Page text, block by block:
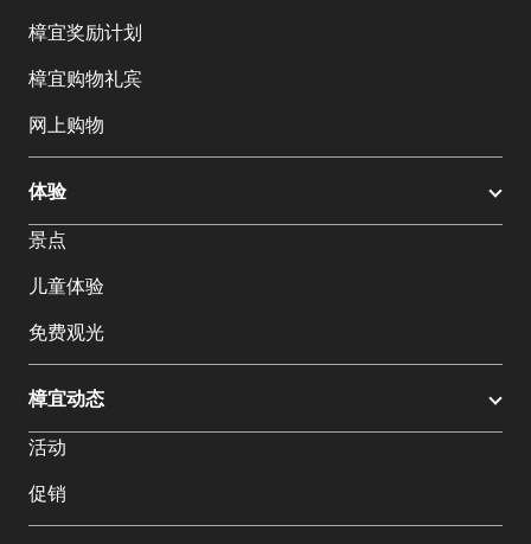
樟宜奖励计划
樟宜购物礼宾
网上购物
体验
景点
儿童体验
免费观光
樟宜动态
活动
促销